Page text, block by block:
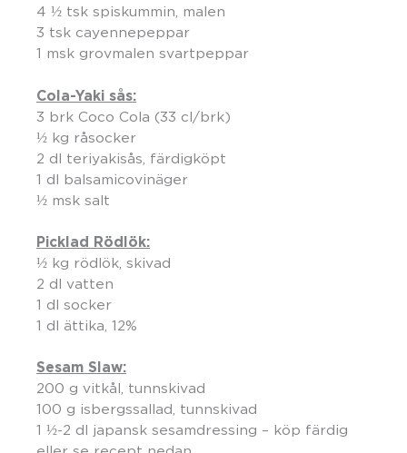
4 ½ tsk spiskummin, malen
3 tsk cayennepeppar
1 msk grovmalen svartpeppar
Cola-Yaki sås:
3 brk Coco Cola (33 cl/brk)
½ kg råsocker
2 dl teriyakisås, färdigköpt
1 dl balsamicovinäger
½ msk salt
Picklad Rödlök:
½ kg rödlök, skivad
2 dl vatten
1 dl socker
1 dl ättika, 12%
Sesam Slaw:
200 g vitkål, tunnskivad
100 g isbergssallad, tunnskivad
1 ½-2 dl japansk sesamdressing – köp färdig